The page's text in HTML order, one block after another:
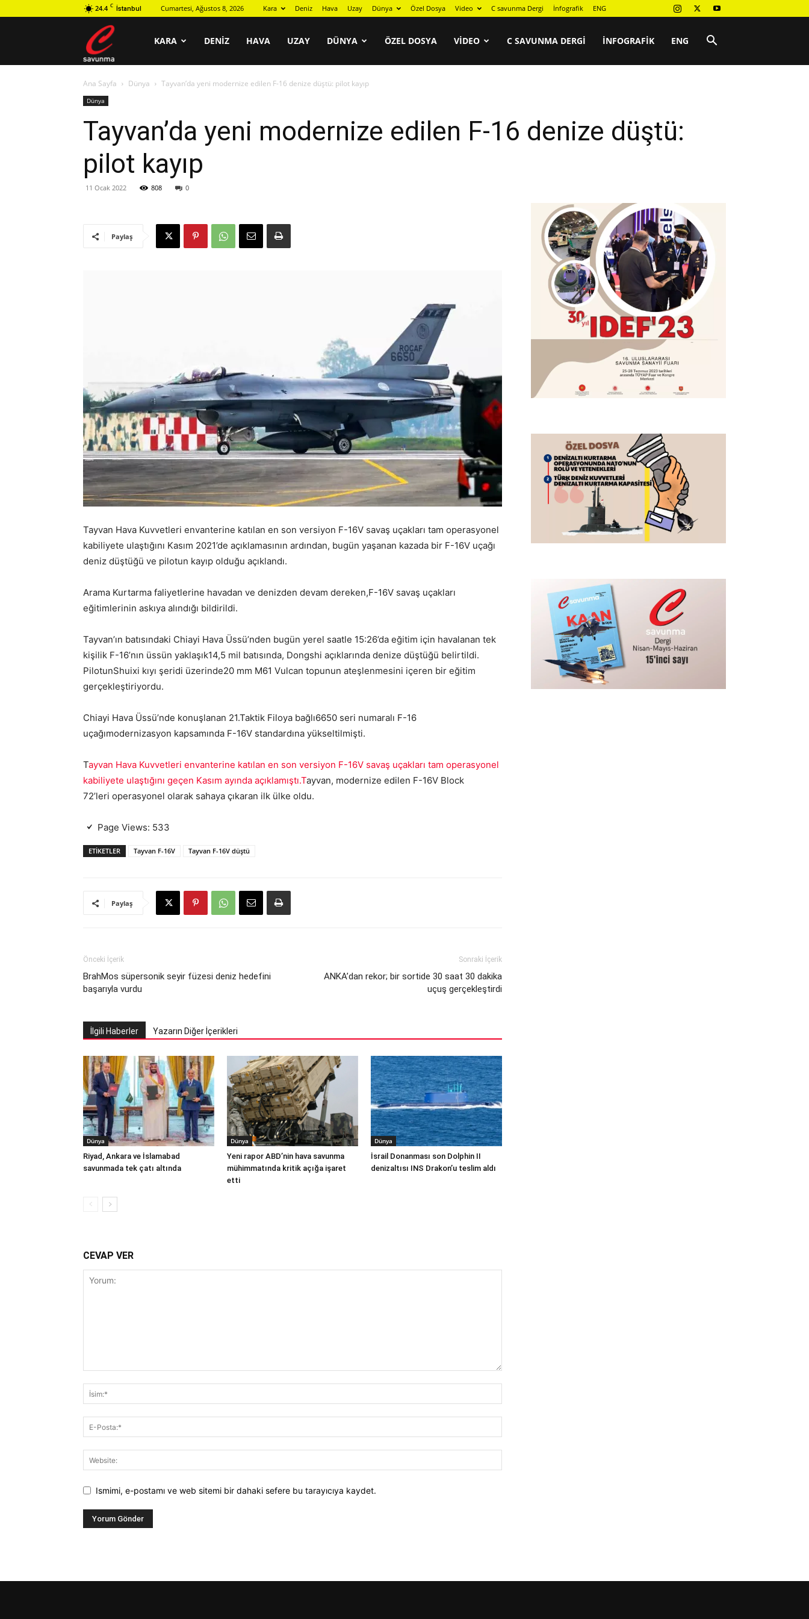
24.4 C İstanbul Cumartesi, Ağustos 8, 2026 Kara Deniz Hava Uzay Dünya Özel Dosya Video C savunma Dergi İnfografik ENG
savunma
KARA DENIZ HAVA UZAY DÜNYA ÖZEL DOSYA VIDEO C SAVUNMA DERGI İNFOGRAFIK ENG
Ana Sayfa Dünya Tayvan’da yeni modernize edilen F-16 denize düştü: pilot kayıp
Dünya
Tayvan’da yeni modernize edilen F-16 denize düştü:
pilot kayıp
11 Ocak 2022 808 0
Paylaş
Tayvan Hava Kuvvetleri envanterine katılan en son versiyon F-16V savaş uçakları tam operasyonel
kabiliyete ulaştığını Kasım 2021’de açıklamasının ardından, bugün yaşanan kazada bir F-16V uçağı
deniz düştüğü ve pilotun kayıp olduğu açıklandı.
Arama Kurtarma faliyetlerine havadan ve denizden devam dereken,F-16V savaş uçakları
eğitimlerinin askıya alındığı bildirildi.
Tayvan’ın batısındaki Chiayi Hava Üssü’nden bugün yerel saatle 15:26’da eğitim için havalanan tek
kişilik F-16’nın üssün yaklaşık14,5 mil batısında, Dongshi açıklarında denize düştüğü belirtildi.
PilotunShuixi kıyı şeridi üzerinde20 mm M61 Vulcan topunun ateşlenmesini içeren bir eğitim
gerçekleştiriyordu.
Chiayi Hava Üssü’nde konuşlanan 21.Taktik Filoya bağlı6650 seri numaralı F-16
uçağımodernizasyon kapsamında F-16V standardına yükseltilmişti.
Tayvan Hava Kuvvetleri envanterine katılan en son versiyon F-16V savaş uçakları tam operasyonel
kabiliyete ulaştığını geçen Kasım ayında açıklamıştı.Tayvan, modernize edilen F-16V Block
72’leri operasyonel olarak sahaya çıkaran ilk ülke oldu.
Page Views: 533
ETIKETLER Tayvan F-16V Tayvan F-16V düştü
Paylaş
Önceki İçerik
BrahMos süpersonik seyir füzesi deniz hedefini
başarıyla vurdu
Sonraki İçerik
ANKA’dan rekor; bir sortide 30 saat 30 dakika
uçuş gerçekleştirdi
İlgili Haberler Yazarın Diğer İçerikleri
Dünya
Riyad, Ankara ve İslamabad
savunmada tek çatı altında
Dünya
Yeni rapor ABD’nin hava savunma
mühimmatında kritik açığa işaret
etti
Dünya
İsrail Donanması son Dolphin II
denizaltısı INS Drakon’u teslim aldı
CEVAP VER
Ismimi, e-postamı ve web sitemi bir dahaki sefere bu tarayıcıya kaydet.